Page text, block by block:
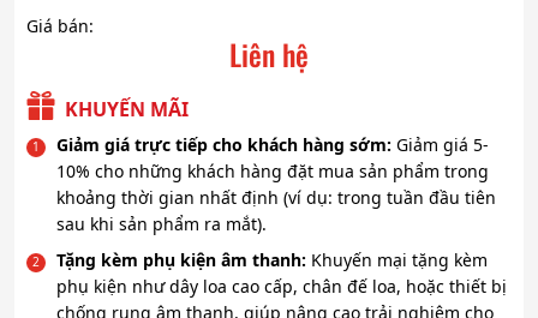
Giá bán:
Liên hệ
KHUYẾN MÃI
Giảm giá trực tiếp cho khách hàng sớm: Giảm giá 5-
10% cho những khách hàng đặt mua sản phẩm trong
khoảng thời gian nhất định (ví dụ: trong tuần đầu tiên
sau khi sản phẩm ra mắt).
Tặng kèm phụ kiện âm thanh: Khuyến mại tặng kèm
phụ kiện như dây loa cao cấp, chân đế loa, hoặc thiết bị
chống rung âm thanh, giúp nâng cao trải nghiệm cho